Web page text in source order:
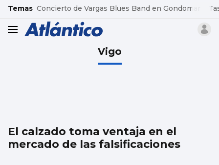
common.go-to-content
Temas Concierto de Vargas Blues Band en Gondomar
header.menu.open
Vigo
El calzado toma ventaja en el
mercado de las falsificaciones